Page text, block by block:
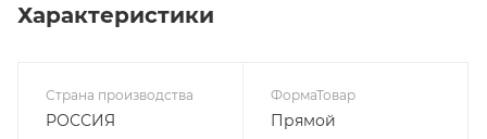
Характеристики
Страна производства
РОССИЯ
ФормаТовар
Прямой